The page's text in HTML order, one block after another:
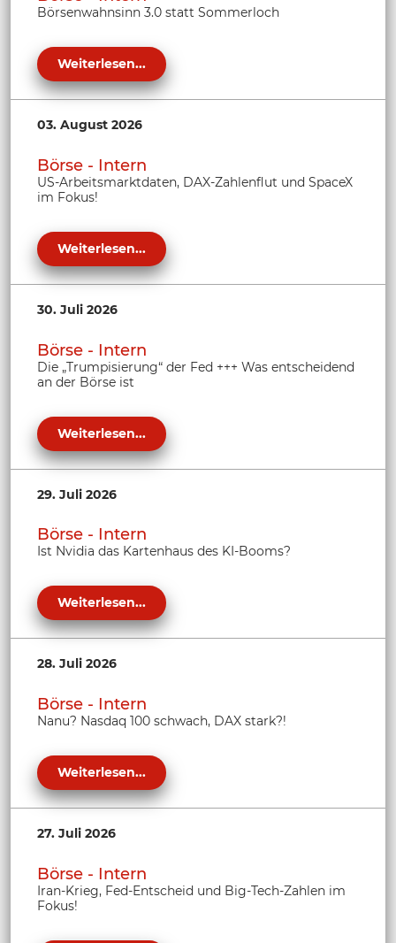
Börsenwahnsinn 3.0 statt Sommerloch
Weiterlesen...
03. August 2026
Börse - Intern
US-Arbeitsmarktdaten, DAX-Zahlenflut und SpaceX
im Fokus!
Weiterlesen...
30. Juli 2026
Börse - Intern
Die „Trumpisierung“ der Fed +++ Was entscheidend
an der Börse ist
Weiterlesen...
29. Juli 2026
Börse - Intern
Ist Nvidia das Kartenhaus des KI-Booms?
Weiterlesen...
28. Juli 2026
Börse - Intern
Nanu? Nasdaq 100 schwach, DAX stark?!
Weiterlesen...
27. Juli 2026
Börse - Intern
Iran-Krieg, Fed-Entscheid und Big-Tech-Zahlen im
Fokus!